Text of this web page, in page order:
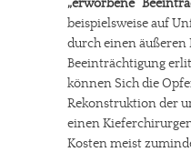
„erworbene“
beispielsweise auf
durch einen äußeren
Beeinträchtigung
können Sich die
Rekonstruktion der
einen
Kosten meist